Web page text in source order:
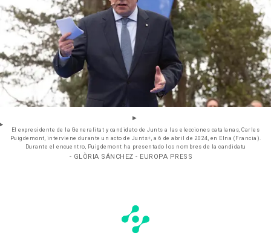
El expresidente de la Generalitat y candidato de Junts a las elecciones catalanas, Carles
Puigdemont, interviene durante un acto de Junts+, a 6 de abril de 2024, en Elna (Francia).
Durante el encuentro, Puigdemont ha presentado los nombres de la candidatu
- GLÒRIA SÁNCHEZ - EUROPA PRESS